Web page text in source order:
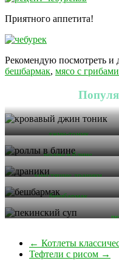
Приятного аппетита!
Рекомендую посмотреть и
бешбармак, мясо с
джин-тоник
роллы в блине
хрустящие драники
бешбармак
← Котлеты
Тефтели с рисом →